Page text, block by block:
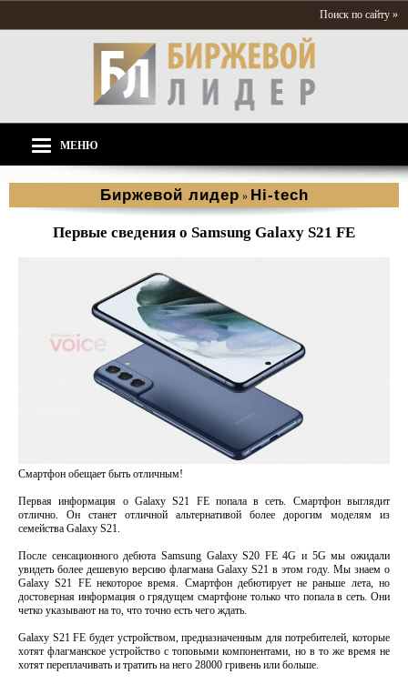
Поиск по сайту »
МЕНЮ
Биржевой лидер » Hi-tech
Первые сведения о Samsung Galaxy S21 FE
Смартфон обещает быть отличным!
Первая информация о Galaxy S21 FE попала в сеть. Смартфон выглядит
отлично. Он станет отличной альтернативой более дорогим моделям из
семейства Galaxy S21.
После сенсационного дебюта Samsung Galaxy S20 FE 4G и 5G мы ожидали
увидеть более дешевую версию флагмана Galaxy S21 в этом году. Мы знаем о
Galaxy S21 FE некоторое время. Смартфон дебютирует не раньше лета, но
достоверная информация о грядущем смартфоне только что попала в сеть. Они
четко указывают на то, что точно есть чего ждать.
Galaxy S21 FE будет устройством, предназначенным для потребителей, которые
хотят флагманское устройство с топовыми компонентами, но в то же время не
хотят переплачивать и тратить на него 28000 гривень или больше.